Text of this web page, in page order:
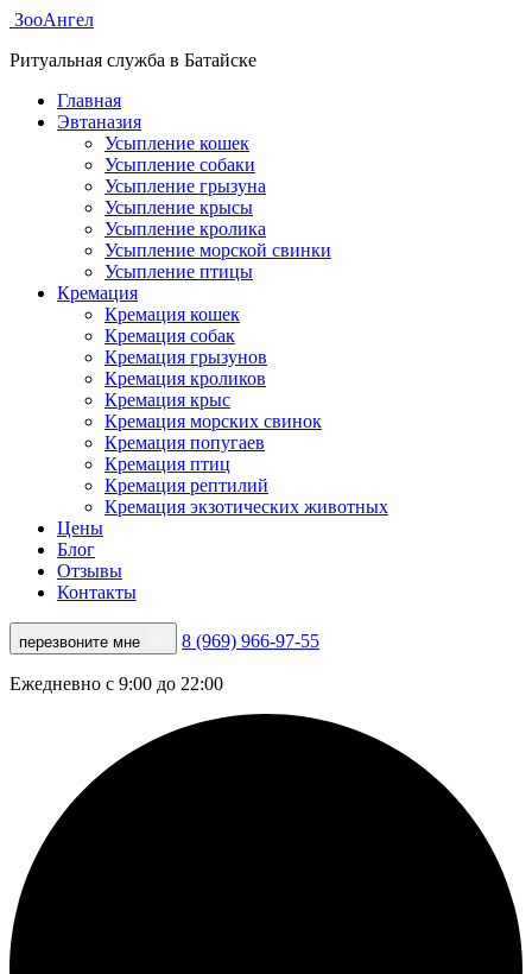
ЗооАнгел
Ритуальная служба в Батайске
Главная
Эвтаназия
Усыпление кошек
Усыпление собаки
Усыпление грызуна
Усыпление крысы
Усыпление кролика
Усыпление морской свинки
Усыпление птицы
Кремация
Кремация кошек
Кремация собак
Кремация грызунов
Кремация кроликов
Кремация крыс
Кремация морских свинок
Кремация попугаев
Кремация птиц
Кремация рептилий
Кремация экзотических животных
Цены
Блог
Отзывы
Контакты
перезвоните мне 8 (969) 966-97-55
Ежедневно с 9:00 до 22:00